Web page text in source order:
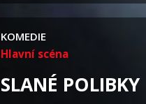
KOMEDIE
Hlavní scéna
SLANÉ POLIBKY